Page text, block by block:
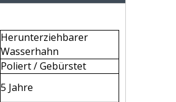
Herunterziehbarer
Wasserhahn
Poliert / Gebürstet
5 Jahre